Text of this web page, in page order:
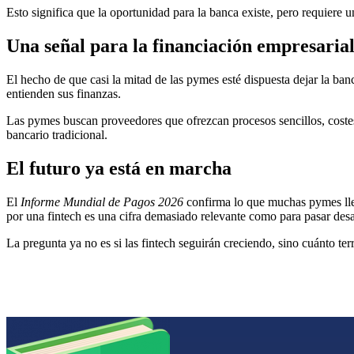
Esto significa que la oportunidad para la banca existe, pero requiere
Una señal para la financiación empresarial
El hecho de que casi la mitad de las pymes esté dispuesta dejar la
entienden sus finanzas.
Las pymes buscan proveedores que ofrezcan procesos sencillos,
bancario tradicional.
El futuro ya está en marcha
El Informe Mundial de Pagos 2026 confirma lo que muchas pymes
por una fintech es una cifra demasiado relevante como para pasar
La pregunta ya no es si las fintech seguirán creciendo, sino cuánto